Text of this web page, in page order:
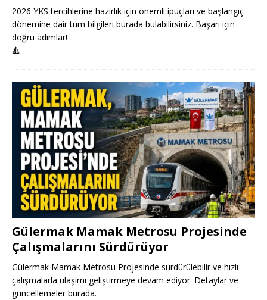
2026 YKS tercihlerine hazırlık için önemli ipuçları ve başlangıç
dönemine dair tüm bilgileri burada bulabilirsiniz. Başarı için
doğru adımlar!
🔺
Gülermak Mamak Metrosu Projesinde
Çalışmalarını Sürdürüyor
Gülermak Mamak Metrosu Projesinde sürdürülebilir ve hızlı
çalışmalarla ulaşımı geliştirmeye devam ediyor. Detaylar ve
güncellemeler burada.